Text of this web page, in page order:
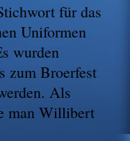
für das
Uniformen
wurden
zum Broerfest
Als
man Willibert